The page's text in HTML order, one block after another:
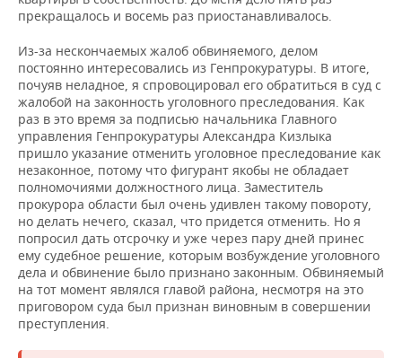
прекращалось и восемь раз приостанавливалось.
Из-за нескончаемых жалоб обвиняемого, делом
постоянно интересовались из Генпрокуратуры. В итоге,
почуяв неладное, я спровоцировал его обратиться в суд с
жалобой на законность уголовного преследования. Как
раз в это время за подписью начальника Главного
управления Генпрокуратуры Александра Кизлыка
пришло указание отменить уголовное преследование как
незаконное, потому что фигурант якобы не обладает
полномочиями должностного лица. Заместитель
прокурора области был очень удивлен такому повороту,
но делать нечего, сказал, что придется отменить. Но я
попросил дать отсрочку и уже через пару дней принес
ему судебное решение, которым возбуждение уголовного
дела и обвинение было признано законным. Обвиняемый
на тот момент являлся главой района, несмотря на это
приговором суда был признан виновным в совершении
преступления.